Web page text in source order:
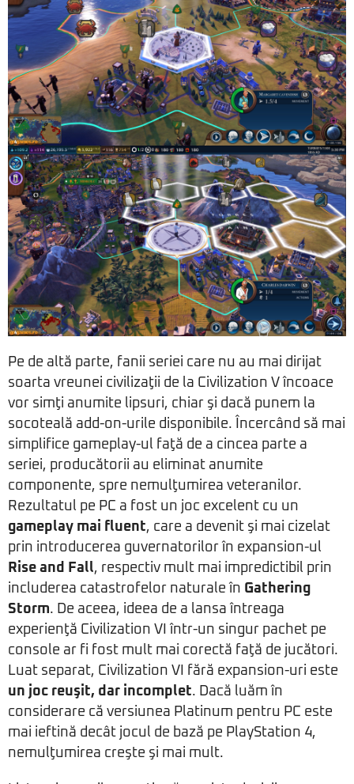
Pe de altă parte, fanii seriei care nu au mai dirijat
soarta vreunei civilizaţii de la Civilization V încoace
vor simţi anumite lipsuri, chiar şi dacă punem la
socoteală add-on-urile disponibile. Încercând să mai
simplifice gameplay-ul faţă de a cincea parte a
seriei, producătorii au eliminat anumite
componente, spre nemulţumirea veteranilor.
Rezultatul pe PC a fost un joc excelent cu un
gameplay mai fluent, care a devenit şi mai cizelat
prin introducerea guvernatorilor în expansion-ul
Rise and Fall, respectiv mult mai impredictibil prin
includerea catastrofelor naturale în Gathering
Storm. De aceea, ideea de a lansa întreaga
experienţă Civilization VI într-un singur pachet pe
console ar fi fost mult mai corectă faţă de jucători.
Luat separat, Civilization VI fără expansion-uri este
un joc reuşit, dar incomplet. Dacă luăm în
considerare că versiunea Platinum pentru PC este
mai ieftină decât jocul de bază pe PlayStation 4,
nemulţumirea creşte şi mai mult.